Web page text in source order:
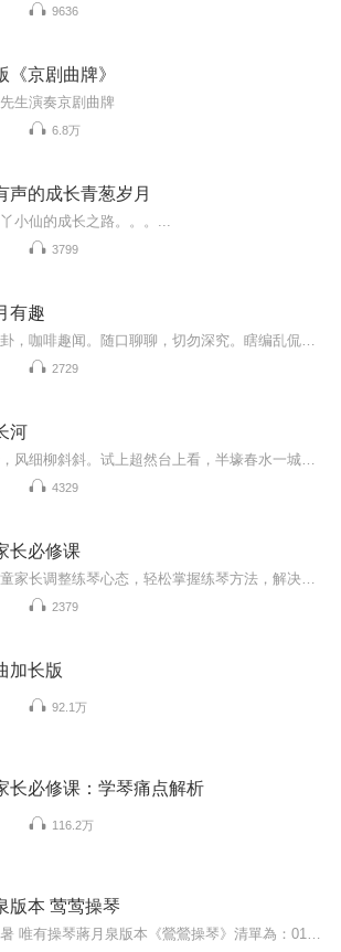
9636
《京剧曲牌》
生演奏京剧曲牌
6.8万
声的成长青葱岁月
小仙的成长之路。。。...
3799
有趣
2729
河
4329
长必修课
2379
加长版
92.1万
长必修课：学琴痛点解析
116.2万
版本 莺莺操琴